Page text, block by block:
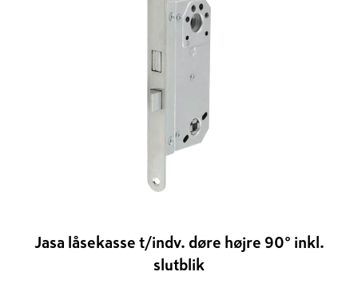
Jasa låsekasse t/indv. døre højre 90° inkl.
slutblik